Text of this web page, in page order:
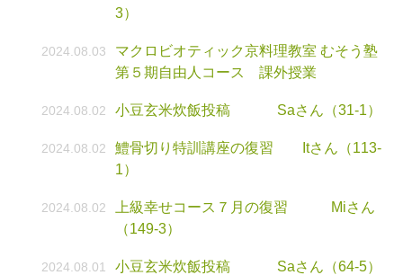
3）
2024.08.03
マクロビオティック京料理教室 むそう塾
第５期自由人コース 課外授業
2024.08.02 小豆玄米炊飯投稿 Saさん（31-1）
2024.08.02
鱧骨切り特訓講座の復習 Itさん（113-
1）
2024.08.02
上級幸せコース７月の復習 Miさん
（149-3）
2024.08.01 小豆玄米炊飯投稿 Saさん（64-5）